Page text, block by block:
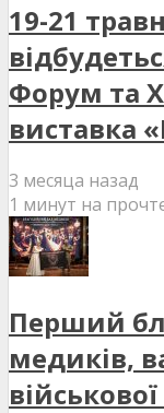
19-21
Форум та
виставка
3 месяца назад
1 минут на
Перший
медиків,